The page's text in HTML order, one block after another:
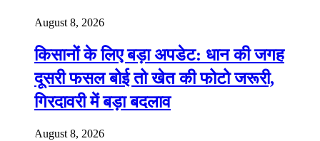
August 8, 2026
किसानों के लिए बड़ा अपडेट: धान की जगह
दूसरी फसल बोई तो खेत की फोटो जरूरी,
गिरदावरी में बड़ा बदलाव
August 8, 2026